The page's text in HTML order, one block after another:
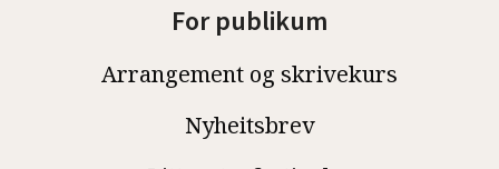
For publikum
Arrangement og skrivekurs
Nyheitsbrev